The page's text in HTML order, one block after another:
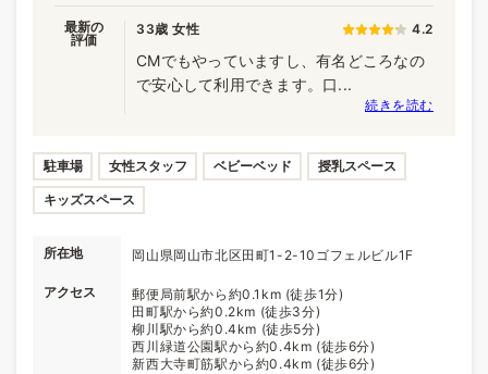
最新の
評価
33歳 女性 4.2
CMでもやっていますし、有名どころなの
で安心して利用できます。口...
続きを読む
駐車場 女性スタッフ ベビーベッド 授乳スペース
キッズスペース
所在地 岡山県岡山市北区田町1-2-10ゴフェルビル1F
アクセス
郵便局前駅から約0.1km (徒歩1分)
田町駅から約0.2km (徒歩3分)
柳川駅から約0.4km (徒歩5分)
西川緑道公園駅から約0.4km (徒歩6分)
新西大寺町筋駅から約0.4km (徒歩6分)